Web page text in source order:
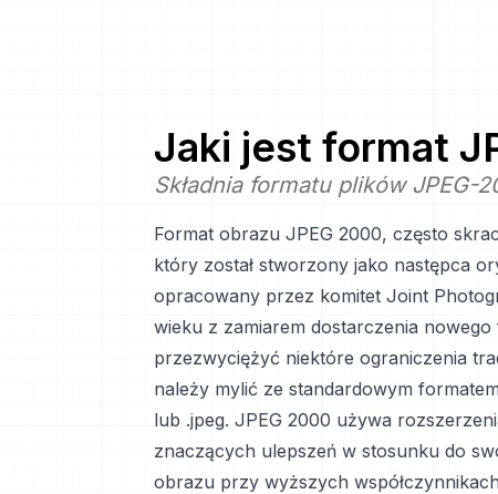
Jaki jest format
Składnia formatu plików JPEG-
Format obrazu JPEG 2000, często
który został stworzony jako następca
opracowany przez komitet Joint
wieku z zamiarem dostarczenia
przezwyciężyć niektóre ograniczenia
należy mylić ze standardowym
lub .jpeg. JPEG 2000 używa
znaczących ulepszeń w stosunku do
obrazu przy wyższych